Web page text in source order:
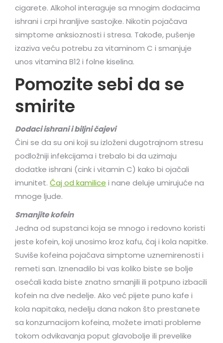
cigarete. Alkohol interaguje sa mnogim dodacima
ishrani i crpi hranljive sastojke. Nikotin pojačava
simptome anksioznosti i stresa. Takođe, pušenje
izaziva veću potrebu za vitaminom C i smanjuje
unos vitamina B12 i folne kiselina.
Pomozite sebi da se
smirite
Dodaci ishrani i biljni čajevi
Čini se da su oni koji su izloženi dugotrajnom stresu
podložniji infekcijama i trebalo bi da uzimaju
dodatke ishrani (cink i vitamin C) kako bi ojačali
imunitet. Čaj od kamilice i nane deluje umirujuće na
mnoge ljude.
Smanjite kofein
Jedna od supstanci koja se mnogo i redovno koristi
jeste kofein, koji unosimo kroz kafu, čaj i kola napitke.
Suviše kofeina pojačava simptome uznemirenosti i
remeti san. Iznenadilo bi vas koliko biste se bolje
osećali kada biste znatno smanjili ili potpuno izbacili
kofein na dve nedelje. Ako već pijete puno kafe i
kola napitaka, nedelju dana nakon što prestanete
sa konzumacijom kofeina, možete imati probleme
tokom odvikavanja poput glavobolje ili prevelike